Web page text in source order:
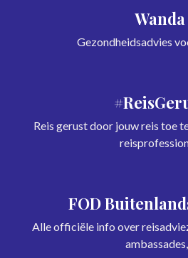
Wanda
Gezondheidsadvies
Reis gerust door jouw reis toe
FOD
Alle officiële info over